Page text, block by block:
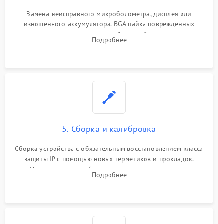
Замена неисправного микроболометра, дисплея или
изношенного аккумулятора. BGA-пайка поврежденных
контроллеров на материнской плате. Восстановление
разъемов и кнопок, замена поврежденных элементов
Подробнее
5. Сборка и калибровка
Сборка устройства с обязательным восстановлением класса
защиты IP с помощью новых герметиков и прокладок.
Программная калибровка матрицы по эталонному
абсолютно черному телу для точного измерения температур.
Подробнее